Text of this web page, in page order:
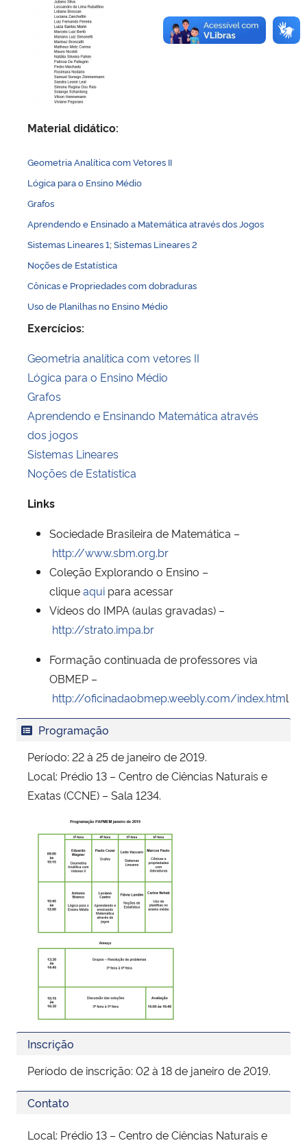
Material didático:
Geometria Analítica com Vetores II
Lógica para o Ensino Médio
Grafos
​Aprendendo e Ensinado a Matemática através dos Jogos
​Sistemas Lineares 1; Sistemas Lineares 2
Noções de Estatística
Cônicas e Propriedades com dobraduras
Uso de Planilhas no Ensino Médio
Exercícios:
Geometria analítica com vetores II
Lógica para o Ensino Médio
Grafos
Aprendendo e Ensinando Matemática através
dos jogos
Sistemas Lineares
Noções de Estatística
Links
Sociedade Brasileira de Matemática –
http://www.sbm.org.br
Coleção Explorando o Ensino –
cliqueaqui para acessar
Vídeos do IMPA (aulas gravadas) –
http://strato.impa.br
Formação continuada de professores via
OBMEP –
http://oficinadaobmep.weebly.com/index.html
Programação
Período: 22 à 25 de janeiro de 2019.
Local: Prédio 13 – Centro de Ciências Naturais e
Exatas (CCNE) – Sala 1234.
Inscrição
Período de inscrição: 02 à 18 de janeiro de 2019.
Contato
Local: Prédio 13 – Centro de Ciências Naturais e